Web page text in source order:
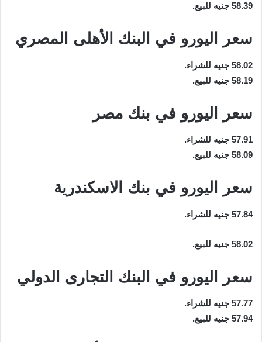
58.39 جنيه للبيع.
سعر اليورو في البنك الأهلى المصري
58.02 جنيه للشراء.
58.19 جنيه للبيع.
سعر اليورو في بنك مصر
57.91 جنيه للشراء.
58.09 جنيه للبيع.
سعر اليورو في بنك الاسكندرية
57.84 جنيه للشراء.
58.02 جنيه للبيع.
سعر اليورو في البنك التجارى الدولي
57.77 جنيه للشراء.
57.94 جنيه للبيع.